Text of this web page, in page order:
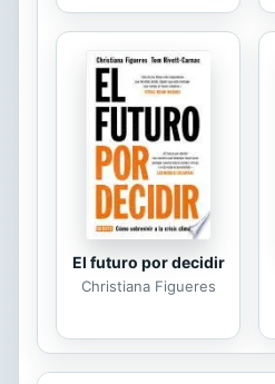
El futuro por decidir
Christiana Figueres